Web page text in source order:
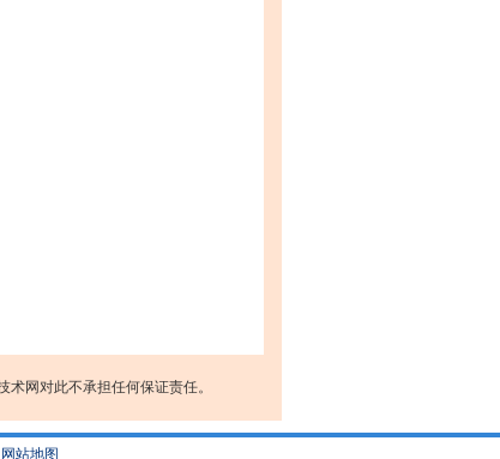
网对此不承担任何保证责任。
网站地图